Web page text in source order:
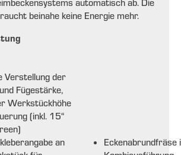
automatisch ab. Die
beinahe keine Energie mehr.
Verstellung der
Fügestärke,
Werkstückhöhe
(inkl. 15“
an
Eckenabrundfräse